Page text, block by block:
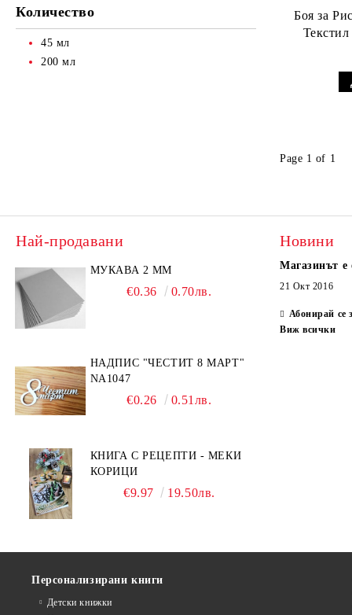
Завършване
Количество
45 мл
200 мл
Боя за
Page 1 of 1
Най-продавани
МУКАВА 2 ММ
€0.36 0.70лв.
НАДПИС "ЧЕСТИТ 8 МАРТ"
NA1047
€0.26 0.51лв.
КНИГА С РЕЦЕПТИ - МЕКИ
КОРИЦИ
€9.97 19.50лв.
Новини
Магазинът е
21 Окт 2016
Абонирай се
Виж всички
Персонализирани книги
Детски книжки